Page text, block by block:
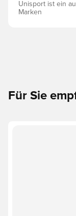
Unisport ist ein
Marken
Für Sie